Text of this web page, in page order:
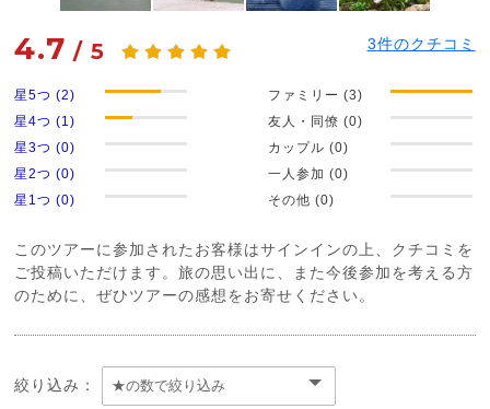
4.7 /5 3件のクチコミ
星5つ (2)
星4つ (1)
星3つ (0)
星2つ (0)
星1つ (0)
ファミリー (3)
友人・同僚 (0)
カップル (0)
一人参加 (0)
その他 (0)
このツアーに参加されたお客様はサインインの上、クチコミを
ご投稿いただけます。旅の思い出に、また今後参加を考える方
のために、ぜひツアーの感想をお寄せください。
絞り込み：